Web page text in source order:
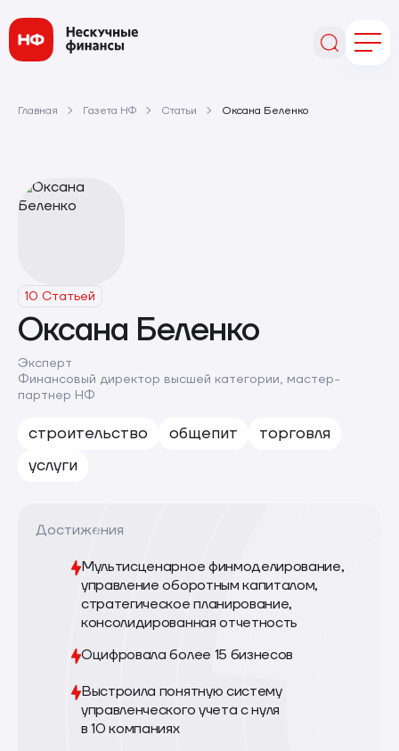
Главная Газета НФ Статьи Оксана Беленко
10 Статьей
Оксана Беленко
Эксперт
Финансовый директор высшей категории, мастер-
партнер НФ
строительство общепит
торговля
услуги
Достижения
Мультисценарное финмоделирование,
управление оборотным капиталом,
стратегическое планирование,
консолидированная отчетность
Оцифровала более 15 бизнесов
Выстроила понятную систему
управленческого учета с нуля
в 10 компаниях